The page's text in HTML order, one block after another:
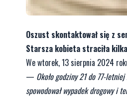
Oszust skontaktował się z
Starsza kobieta straciła
We wtorek, 13 sierpnia 2024
— Około godziny 21 do 77-
spowodował wypadek drogowy i